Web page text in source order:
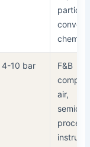
particle
4-10 bar
F&B
air,